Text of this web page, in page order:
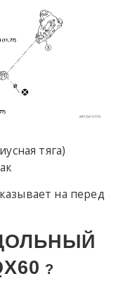
тяга)
на перед
?